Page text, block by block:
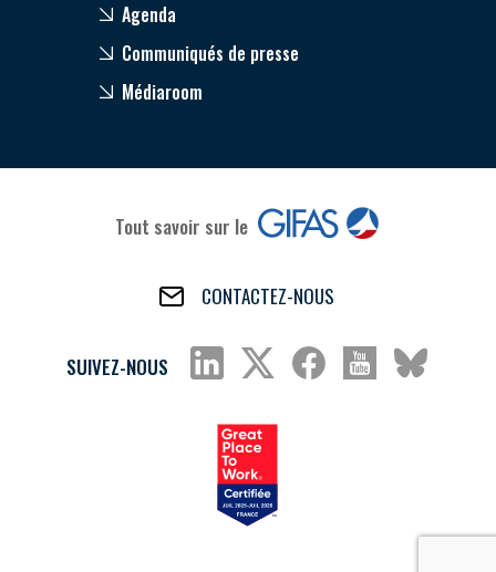
Agenda
Communiqués de presse
Médiaroom
Tout savoir sur le
CONTACTEZ-NOUS
SUIVEZ-NOUS